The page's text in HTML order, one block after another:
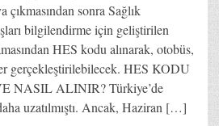
sonra Sağlık
bilgilendirme için geliştirilen
HES kodu alınarak, otobüs,
gerçekleştirilebilecek. HES KODU
NASIL ALINIR? Türkiye’de
uzatılmıştı. Ancak, Haziran […]